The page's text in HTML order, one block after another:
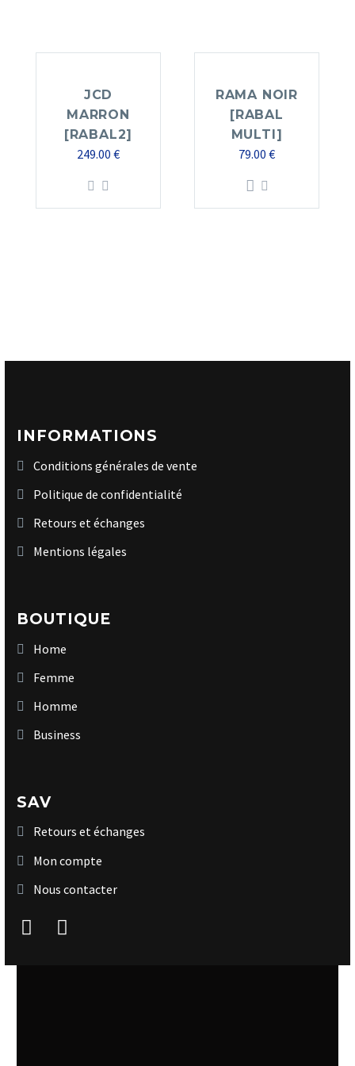
JCD
MARRON
[RABAL2]
249.00 €
RAMA NOIR
[RABAL
MULTI]
79.00 €
INFORMATIONS
Conditions générales de vente
Politique de confidentialité
Retours et échanges
Mentions légales
BOUTIQUE
Home
Femme
Homme
Business
SAV
Retours et échanges
Mon compte
Nous contacter